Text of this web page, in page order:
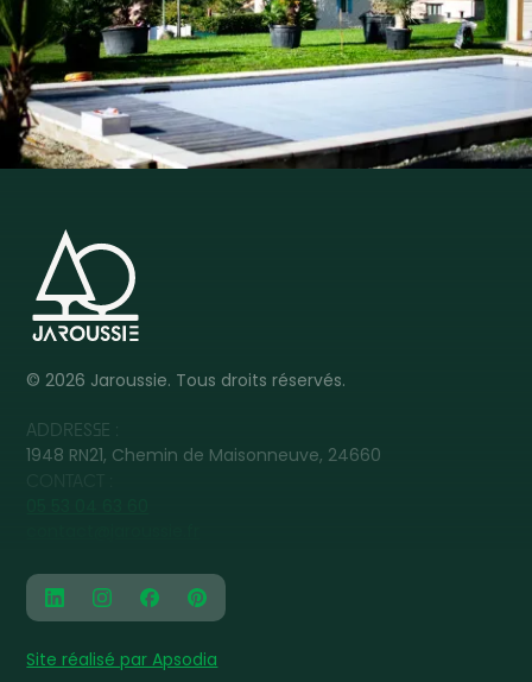
© 2026 Jaroussie. Tous droits réservés.
ADDRESSE :
1948 RN21, Chemin de Maisonneuve, 24660
Site réalisé par Apsodia